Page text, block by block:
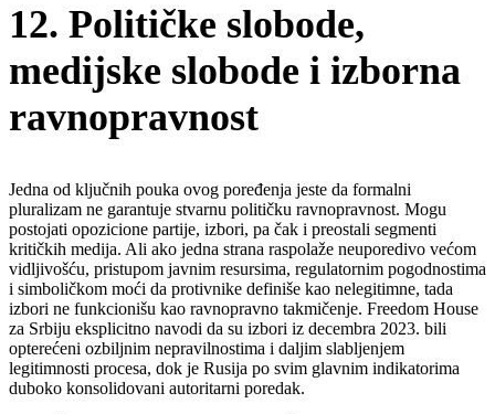
12. Političke slobode,
medijske slobode i izborna
ravnopravnost
Jedna od ključnih pouka ovog poređenja jeste da formalni
pluralizam ne garantuje stvarnu političku ravnopravnost. Mogu
postojati opozicione partije, izbori, pa čak i preostali segmenti
kritičkih medija. Ali ako jedna strana raspolaže neuporedivo većom
vidljivošću, pristupom javnim resursima, regulatornim pogodnostima
i simboličkom moći da protivnike definiše kao nelegitimne, tada
izbori ne funkcionišu kao ravnopravno takmičenje. Freedom House
za Srbiju eksplicitno navodi da su izbori iz decembra 2023. bili
opterećeni ozbiljnim nepravilnostima i daljim slabljenjem
legitimnosti procesa, dok je Rusija po svim glavnim indikatorima
duboko konsolidovani autoritarni poredak.